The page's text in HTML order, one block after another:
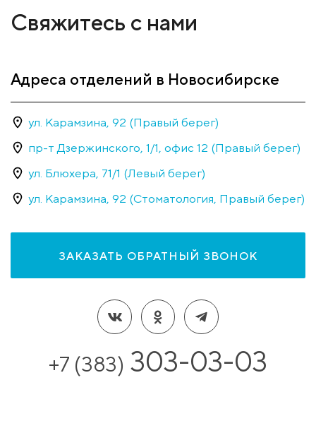
Свяжитесь с нами
Адреса отделений в Новосибирске
ул. Карамзина, 92 (Правый берег)
пр-т Дзержинского, 1/1, офис 12 (Правый берег)
ул. Блюхера, 71/1 (Левый берег)
ул. Карамзина, 92 (Стоматология, Правый берег)
ЗАКАЗАТЬ ОБРАТНЫЙ ЗВОНОК
+7 (383) 303-03-03